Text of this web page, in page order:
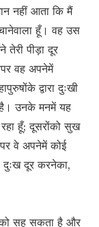
नहीं आता कि मैं
हूँ। वह उस
तेरी पीड़ा दूर
वह अपनेमें
द्वारा दुःखी
है। उनके मनमें यह
हूँ; दूसरोंको सुख
वे अपनेमें कोई
दुःख दूर करनेका,
सह सकता है और